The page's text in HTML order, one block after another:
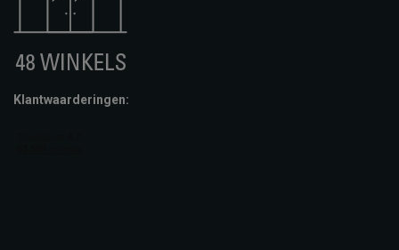
Klantwaarderingen: